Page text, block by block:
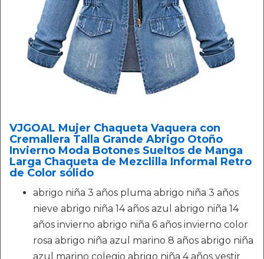
VJGOAL Mujer Chaqueta Vaquera con
Cremallera Talla Grande Abrigo Otoño
Invierno Moda Botones Sueltos de Manga
Larga Chaqueta de Mezclilla Informal Retro
de Color sólido
abrigo niña 3 años pluma abrigo niña 3 años
nieve abrigo niña 14 años azul abrigo niña 14
años invierno abrigo niña 6 años invierno color
rosa abrigo niña azul marino 8 años abrigo niña
azul marino colegio abrigo niña 4 años vestir